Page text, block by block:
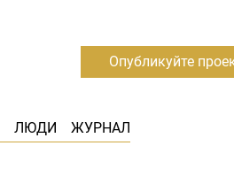
ЛЮДИ ЖУРНАЛ
Опубликуйте